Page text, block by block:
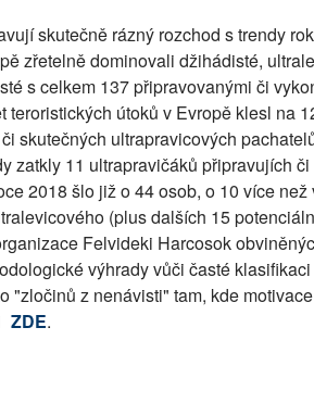
skutečně rázný rozchod s trendy
zřetelně dominovali džihádisté,
s celkem 137 připravovanými či
teroristických útoků v Evropě klesl na
skutečných ultrapravicových
zatkly 11 ultrapravičáků připravujích
2018 šlo již o 44 osob, o 10 více
(plus dalších 15
Felvideki Harcosok
výhrady vůči časté
"zločinů z nenávisti" tam, kde
ZDE.